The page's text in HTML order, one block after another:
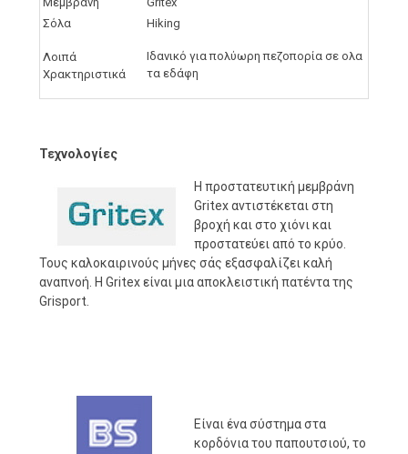
Σόλα
Hiking
Λοιπά
Χρακτηριστικά
Ιδανικό για πολύωρη πεζοπορία σε ολα
τα εδάφη
Τεχνολογίες
Η προστατευτική μεμβράνη
Gritex αντιστέκεται στη
βροχή και στο χιόνι και
προστατεύει από το κρύο.
Τους καλοκαιρινούς μήνες σάς εξασφαλίζει καλή
αναπνοή. Η Gritex είναι μια αποκλειστική πατέντα της
Grisport.
Είναι ένα σύστημα στα
κορδόνια του παπουτσιού, το